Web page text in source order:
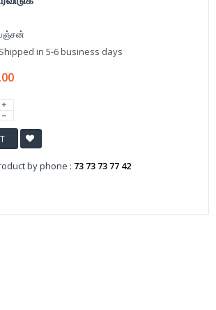
in 5-6 business days
by phone : 73 73 73 77 42